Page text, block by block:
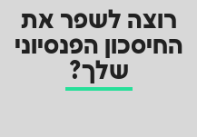
רוצה לשפר את
החיסכון הפנסיוני
שלך?